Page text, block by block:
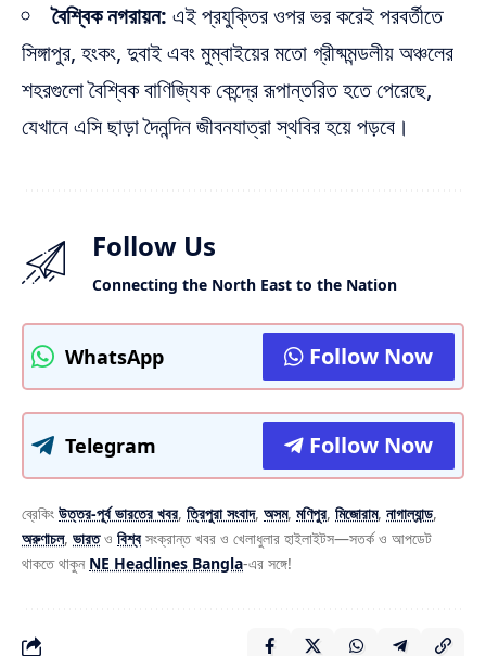
বৈশ্বিক নগরায়ন: এই প্রযুক্তির ওপর ভর করেই পরবর্তীতে
সিঙ্গাপুর, হংকং, দুবাই এবং মুম্বাইয়ের মতো গ্রীষ্মমন্ডলীয় অঞ্চলের
শহরগুলো বৈশ্বিক বাণিজ্যিক কেন্দ্রে রূপান্তরিত হতে পেরেছে,
যেখানে এসি ছাড়া দৈনন্দিন জীবনযাত্রা স্থবির হয়ে পড়বে।
Follow Us
Connecting the North East to the Nation
WhatsApp Follow Now
Telegram Follow Now
ব্রেকিং উত্তর-পূর্ব ভারতের খবর, ত্রিপুরা সংবাদ, অসম, মণিপুর, মিজোরাম, নাগাল্যান্ড,
অরুণাচল, ভারতও বিশ্বসংক্রান্ত খবর ও খেলাধুলার হাইলাইটস—সতর্ক ও আপডেট
থাকতে থাকুন NE Headlines Bangla-এর সঙ্গে!